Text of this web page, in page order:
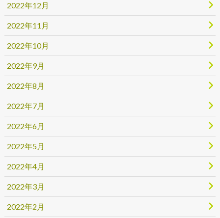
2022年12月
2022年11月
2022年10月
2022年9月
2022年8月
2022年7月
2022年6月
2022年5月
2022年4月
2022年3月
2022年2月